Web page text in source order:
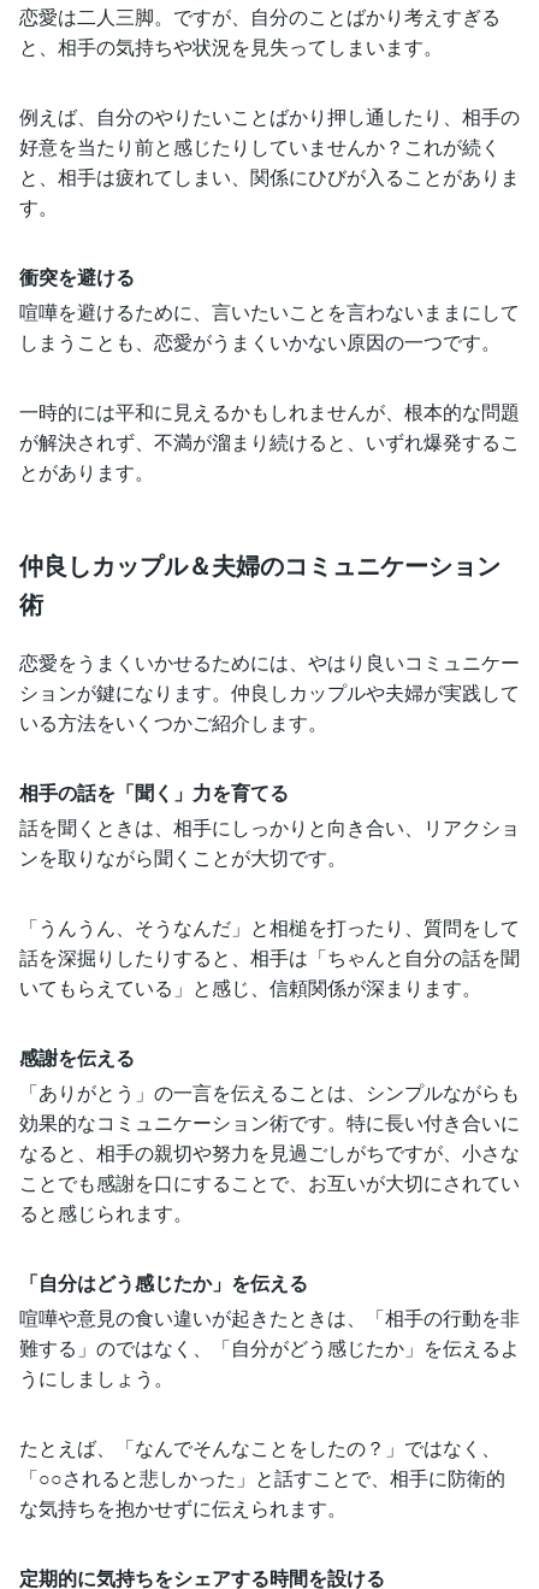
恋愛は二人三脚。ですが、自分のことばかり考えすぎる
と、相手の気持ちや状況を見失ってしまいます。
例えば、自分のやりたいことばかり押し通したり、相手の
好意を当たり前と感じたりしていませんか？これが続く
と、相手は疲れてしまい、関係にひびが入ることがありま
す。
衝突を避ける
喧嘩を避けるために、言いたいことを言わないままにして
しまうことも、恋愛がうまくいかない原因の一つです。
一時的には平和に見えるかもしれませんが、根本的な問題
が解決されず、不満が溜まり続けると、いずれ爆発するこ
とがあります。
仲良しカップル＆夫婦のコミュニケーション
術
恋愛をうまくいかせるためには、やはり良いコミュニケー
ションが鍵になります。仲良しカップルや夫婦が実践して
いる方法をいくつかご紹介します。
相手の話を「聞く」力を育てる
話を聞くときは、相手にしっかりと向き合い、リアクショ
ンを取りながら聞くことが大切です。
「うんうん、そうなんだ」と相槌を打ったり、質問をして
話を深掘りしたりすると、相手は「ちゃんと自分の話を聞
いてもらえている」と感じ、信頼関係が深まります。
感謝を伝える
「ありがとう」の一言を伝えることは、シンプルながらも
効果的なコミュニケーション術です。特に長い付き合いに
なると、相手の親切や努力を見過ごしがちですが、小さな
ことでも感謝を口にすることで、お互いが大切にされてい
ると感じられます。
「自分はどう感じたか」を伝える
喧嘩や意見の食い違いが起きたときは、「相手の行動を非
難する」のではなく、「自分がどう感じたか」を伝えるよ
うにしましょう。
たとえば、「なんでそんなことをしたの？」ではなく、
「○○されると悲しかった」と話すことで、相手に防衛的
な気持ちを抱かせずに伝えられます。
定期的に気持ちをシェアする時間を設ける